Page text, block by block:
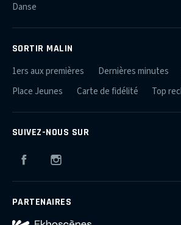
Danse
SORTIR MALIN
1ers aux premières Dernières minutes
Place Jeunes
Carte de fidélité Top
SUIVEZ-NOUS SUR
Facebook
PARTENAIRES